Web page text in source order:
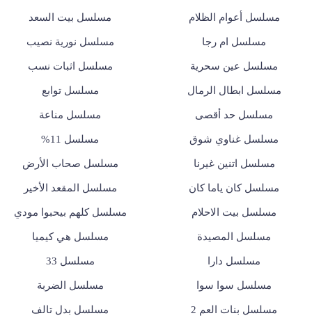
مسلسل أعوام الظلام مسلسل بيت السعد
مسلسل ام رجا مسلسل نورية نصيب
مسلسل عين سحرية مسلسل اثبات نسب
مسلسل ابطال الرمال مسلسل توابع
مسلسل حد أقصى مسلسل مناعة
مسلسل غناوي شوق مسلسل 11%
مسلسل اتنين غيرنا مسلسل صحاب الأرض
مسلسل كان ياما كان مسلسل المقعد الأخير
مسلسل بيت الاحلام مسلسل كلهم بيحبوا مودي
مسلسل المصيدة مسلسل هي كيميا
مسلسل دارا مسلسل 33
مسلسل سوا سوا مسلسل الضربة
مسلسل بنات العم 2 مسلسل بدل تالف